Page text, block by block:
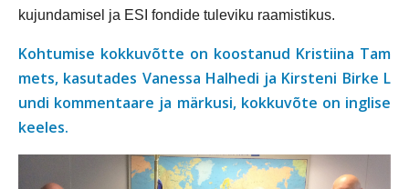
kujundamisel ja ESI fondide tuleviku raamistikus.
Kohtumise kokkuvõtte on koostanud Kristiina Tam
mets, kasutades Vanessa Halhedi ja Kirsteni Birke L
undi kommentaare ja märkusi, kokkuvõte on inglise
keeles.